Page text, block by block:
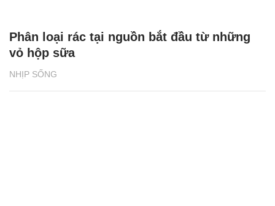
NHỊP SỐNG
Phân loại rác tại nguồn bắt đầu từ những
vỏ hộp sữa